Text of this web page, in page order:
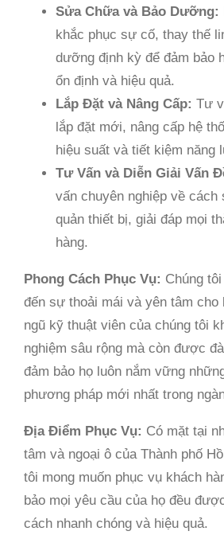
Sửa Chữa và Bảo Dưỡng:
khắc phục sự cố, thay thế
dưỡng định kỳ để đảm bảo
ổn định và hiệu quả.
Lắp Đặt và Nâng Cấp: Tư
lắp đặt mới, nâng cấp hệ
hiệu suất và tiết kiệm năng
Tư Vấn và Diễn Giải Vấn
vấn chuyên nghiệp về cách
quản thiết bị, giải đáp mọi
hàng.
Phong Cách Phục Vụ: Chúng
đến sự thoải mái và yên tâm cho
ngũ kỹ thuật viên của chúng tôi
nghiệm sâu rộng mà còn được
đảm bảo họ luôn nắm vững
phương pháp mới nhất trong
Địa Điểm Phục Vụ: Có mặt tại
tâm và ngoại ô của Thành phố
tôi mong muốn phục vụ khách
bảo mọi yêu cầu của họ đều
cách nhanh chóng và hiệu quả.